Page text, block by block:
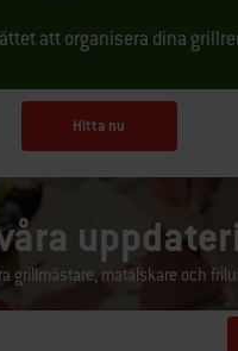
att organisera dina
Hitta nu
grillmästare, matälskare och